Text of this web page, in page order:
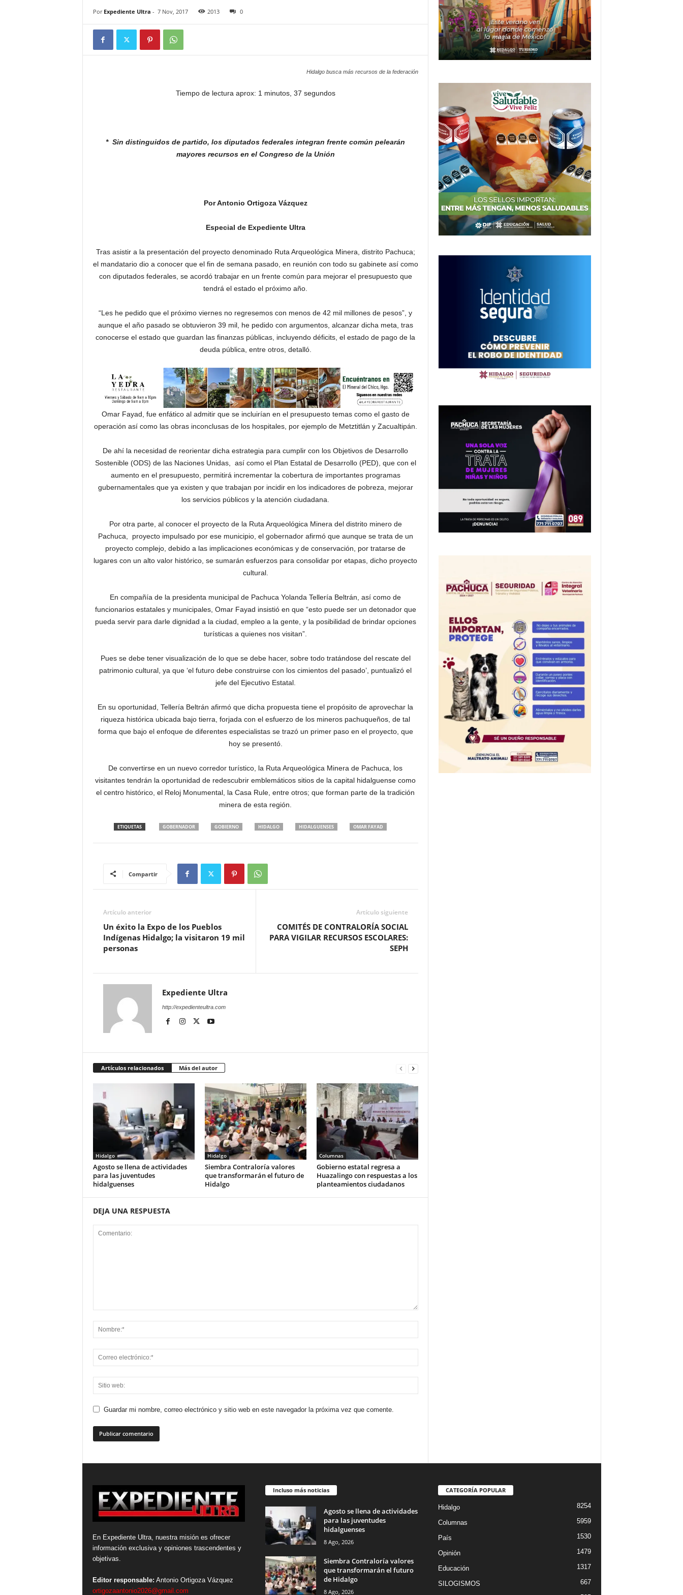
Por Expediente Ultra - 7 Nov, 2017 2013 0
Hidalgo busca más recursos de la federación
Tiempo de lectura aprox: 1 minutos, 37 segundos
* Sin distinguidos de partido, los diputados federales integran frente común pelearán
mayores recursos en el Congreso de la Unión
Por Antonio Ortigoza Vázquez
Especial de Expediente Ultra
Tras asistir a la presentación del proyecto denominado Ruta Arqueológica Minera, distrito Pachuca;
el mandatario dio a conocer que el fin de semana pasado, en reunión con todo su gabinete así como
con diputados federales, se acordó trabajar en un frente común para mejorar el presupuesto que
tendrá el estado el próximo año.
“Les he pedido que el próximo viernes no regresemos con menos de 42 mil millones de pesos”, y
aunque el año pasado se obtuvieron 39 mil, he pedido con argumentos, alcanzar dicha meta, tras
conocerse el estado que guardan las finanzas públicas, incluyendo déficits, el estado de pago de la
deuda pública, entre otros, detalló.
Omar Fayad, fue enfático al admitir que se incluirían en el presupuesto temas como el gasto de
operación así como las obras inconclusas de los hospitales, por ejemplo de Metztitlán y Zacualtipán.
De ahí la necesidad de reorientar dicha estrategia para cumplir con los Objetivos de Desarrollo
Sostenible (ODS) de las Naciones Unidas, así como el Plan Estatal de Desarrollo (PED), que con el
aumento en el presupuesto, permitirá incrementar la cobertura de importantes programas
gubernamentales que ya existen y que trabajan por incidir en los indicadores de pobreza, mejorar
los servicios públicos y la atención ciudadana.
Por otra parte, al conocer el proyecto de la Ruta Arqueológica Minera del distrito minero de
Pachuca, proyecto impulsado por ese municipio, el gobernador afirmó que aunque se trata de un
proyecto complejo, debido a las implicaciones económicas y de conservación, por tratarse de
lugares con un alto valor histórico, se sumarán esfuerzos para consolidar por etapas, dicho proyecto
cultural.
En compañía de la presidenta municipal de Pachuca Yolanda Tellería Beltrán, así como de
funcionarios estatales y municipales, Omar Fayad insistió en que “esto puede ser un detonador que
pueda servir para darle dignidad a la ciudad, empleo a la gente, y la posibilidad de brindar opciones
turísticas a quienes nos visitan”.
Pues se debe tener visualización de lo que se debe hacer, sobre todo tratándose del rescate del
patrimonio cultural, ya que ‘el futuro debe construirse con los cimientos del pasado’, puntualizó el
jefe del Ejecutivo Estatal.
En su oportunidad, Tellería Beltrán afirmó que dicha propuesta tiene el propósito de aprovechar la
riqueza histórica ubicada bajo tierra, forjada con el esfuerzo de los mineros pachuqueños, de tal
forma que bajo el enfoque de diferentes especialistas se trazó un primer paso en el proyecto, que
hoy se presentó.
De convertirse en un nuevo corredor turístico, la Ruta Arqueológica Minera de Pachuca, los
visitantes tendrán la oportunidad de redescubrir emblemáticos sitios de la capital hidalguense como
el centro histórico, el Reloj Monumental, la Casa Rule, entre otros; que forman parte de la tradición
minera de esta región.
ETIQUETAS GOBERNADOR GOBIERNO HIDALGO HIDALGUENSES OMAR FAYAD
Compartir
Artículo anterior
Un éxito la Expo de los Pueblos
Indígenas Hidalgo; la visitaron 19 mil
personas
Artículo siguiente
COMITÉS DE CONTRALORÍA SOCIAL
PARA VIGILAR RECURSOS ESCOLARES:
SEPH
Expediente Ultra
http://expedienteultra.com
Artículos relacionados Más del autor
Hidalgo
Agosto se llena de actividades
para las juventudes
hidalguenses
Hidalgo
Siembra Contraloría valores
que transformarán el futuro de
Hidalgo
Columnas
Gobierno estatal regresa a
Huazalingo con respuestas a los
planteamientos ciudadanos
DEJA UNA RESPUESTA
Guardar mi nombre, correo electrónico y sitio web en este navegador la próxima vez que comente.
En Expediente Ultra, nuestra misión es ofrecer
información exclusiva y opiniones trascendentes y
objetivas.
Editor responsable: Antonio Ortigoza Vázquez
ortigozaantonio2026@gmail.com
Incluso más noticias
Agosto se llena de actividades
para las juventudes
hidalguenses
8 Ago, 2026
Siembra Contraloría valores
que transformarán el futuro
de Hidalgo
8 Ago, 2026
CATEGORÍA POPULAR
Hidalgo 8254
Columnas 5959
País 1530
Opinión 1479
Educación 1317
SILOGISMOS
667